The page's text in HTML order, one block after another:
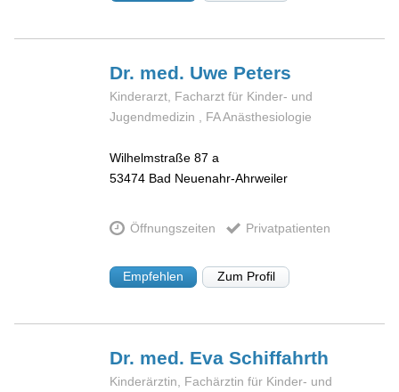
Dr. med. Uwe Peters
Kinderarzt, Facharzt für Kinder- und
Jugendmedizin , FA Anästhesiologie
Wilhelmstraße 87 a
53474 Bad Neuenahr-Ahrweiler
Öffnungszeiten Privatpatienten
Empfehlen Zum Profil
Dr. med. EvaSchiffahrth
Kinderärztin, Fachärztin für Kinder- und